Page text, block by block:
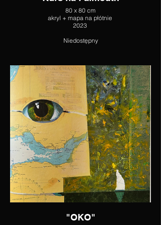
80 x 80 cm
akryl + mapa na płótnie
2023
Niedostępny
"OKO"